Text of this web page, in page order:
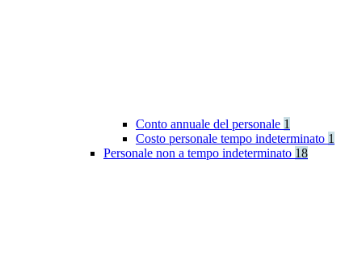
Conto annuale del personale 1
Costo personale tempo indeterminato 1
Personale non a tempo indeterminato 18